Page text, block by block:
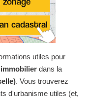
utiles pour
dans la
. Vous trouverez
d'urbanisme utiles (et,